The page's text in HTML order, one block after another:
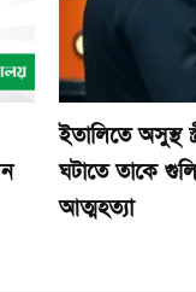
ইতালিতে অসুস্থ
ঘটাতে তাকে
আত্মহত্যা